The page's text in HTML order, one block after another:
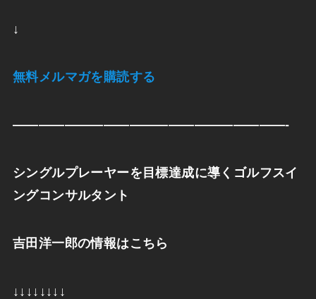
↓
無料メルマガを購読する
—————————————————————-
シングルプレーヤーを目標達成に導くゴルフスイ
ングコンサルタント
吉田洋一郎の情報はこちら
↓↓↓↓↓↓↓↓